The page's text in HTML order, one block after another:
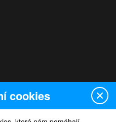
cookies